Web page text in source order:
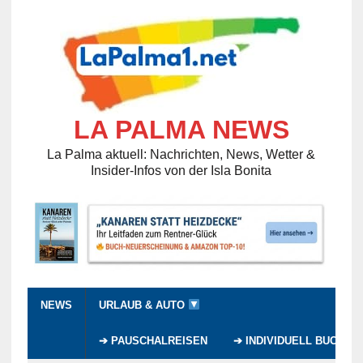
LA PALMA NEWS
La Palma aktuell: Nachrichten, News, Wetter &
Insider-Infos von der Isla Bonita
NEWS URLAUB & AUTO
➔ PAUSCHALREISEN ➔ INDIVIDUELL BUCHEN